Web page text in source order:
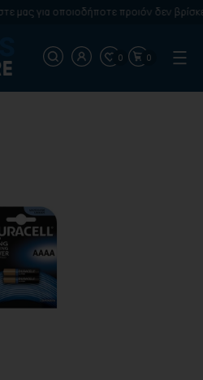
για οποιοδήποτε προιόν δεν
0 0